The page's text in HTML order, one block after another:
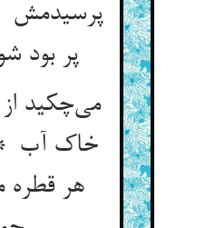
پرسیدمش
پر بود شورانیدمش
می‌چکید
خاک آب
هر